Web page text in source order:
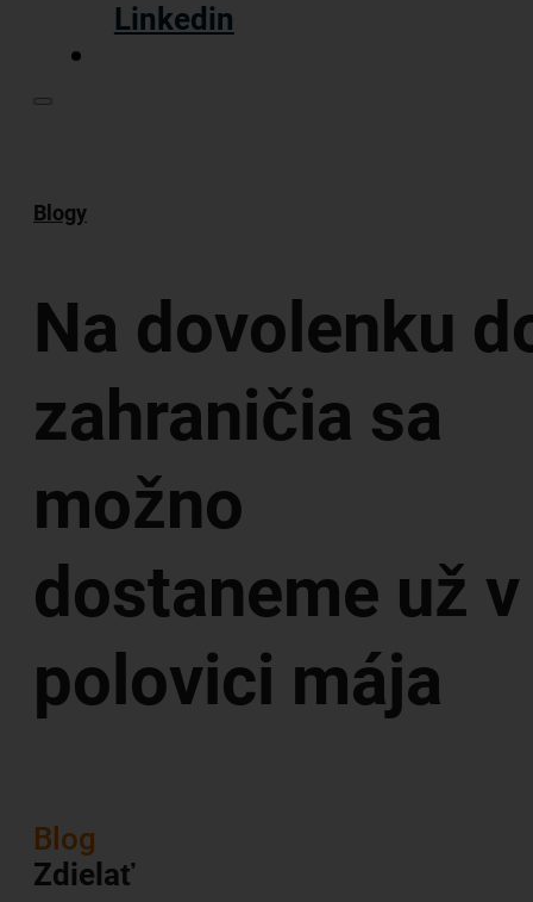
Linkedin
Blogy
Na dovolenku
zahraničia sa
možno
dostaneme už v
polovici mája
Blog
Zdielať